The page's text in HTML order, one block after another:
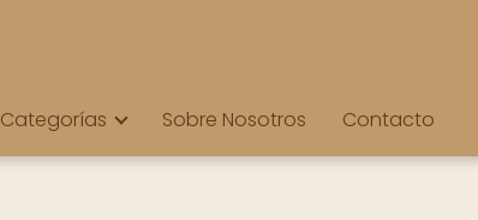
Categorías Sobre Nosotros Contacto